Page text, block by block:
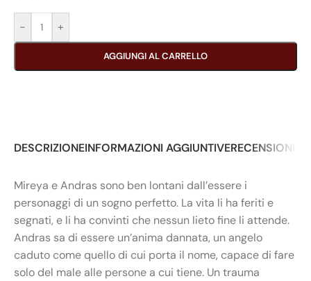
- +
AGGIUNGI AL CARRELLO
DESCRIZIONEINFORMAZIONI AGGIUNTIVERECENSIONI
Mireya e Andras sono ben lontani dall’essere i
personaggi di un sogno perfetto. La vita li ha feriti e
segnati, e li ha convinti che nessun lieto fine li attende.
Andras sa di essere un’anima dannata, un angelo
caduto come quello di cui porta il nome, capace di fare
solo del male alle persone a cui tiene. Un trauma